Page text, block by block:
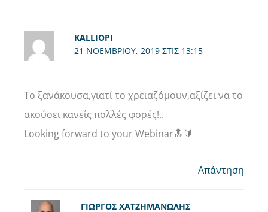
KALLIOPI
21 ΝΟΕΜΒΡΊΟΥ, 2019 ΣΤΙΣ 13:15
Το ξανάκουσα,γιατί το χρειαζόμουν,αξίζει να το
ακούσει κανείς πολλές φορές!..
Looking forward to your Webinar🔝🔰
Απάντηση
ΓΙΏΡΓΟΣ ΧΑΤΖΗΜΑΝΏΛΗΣ